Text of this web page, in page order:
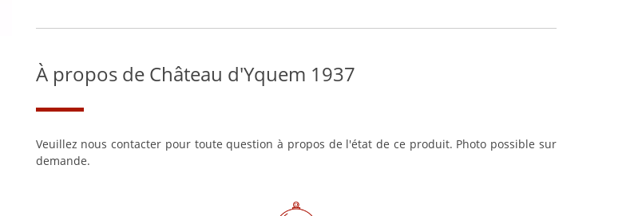
À propos de Château d'Yquem 1937
Veuillez nous contacter pour toute question à propos de l'état de ce produit. Photo possible sur
demande.